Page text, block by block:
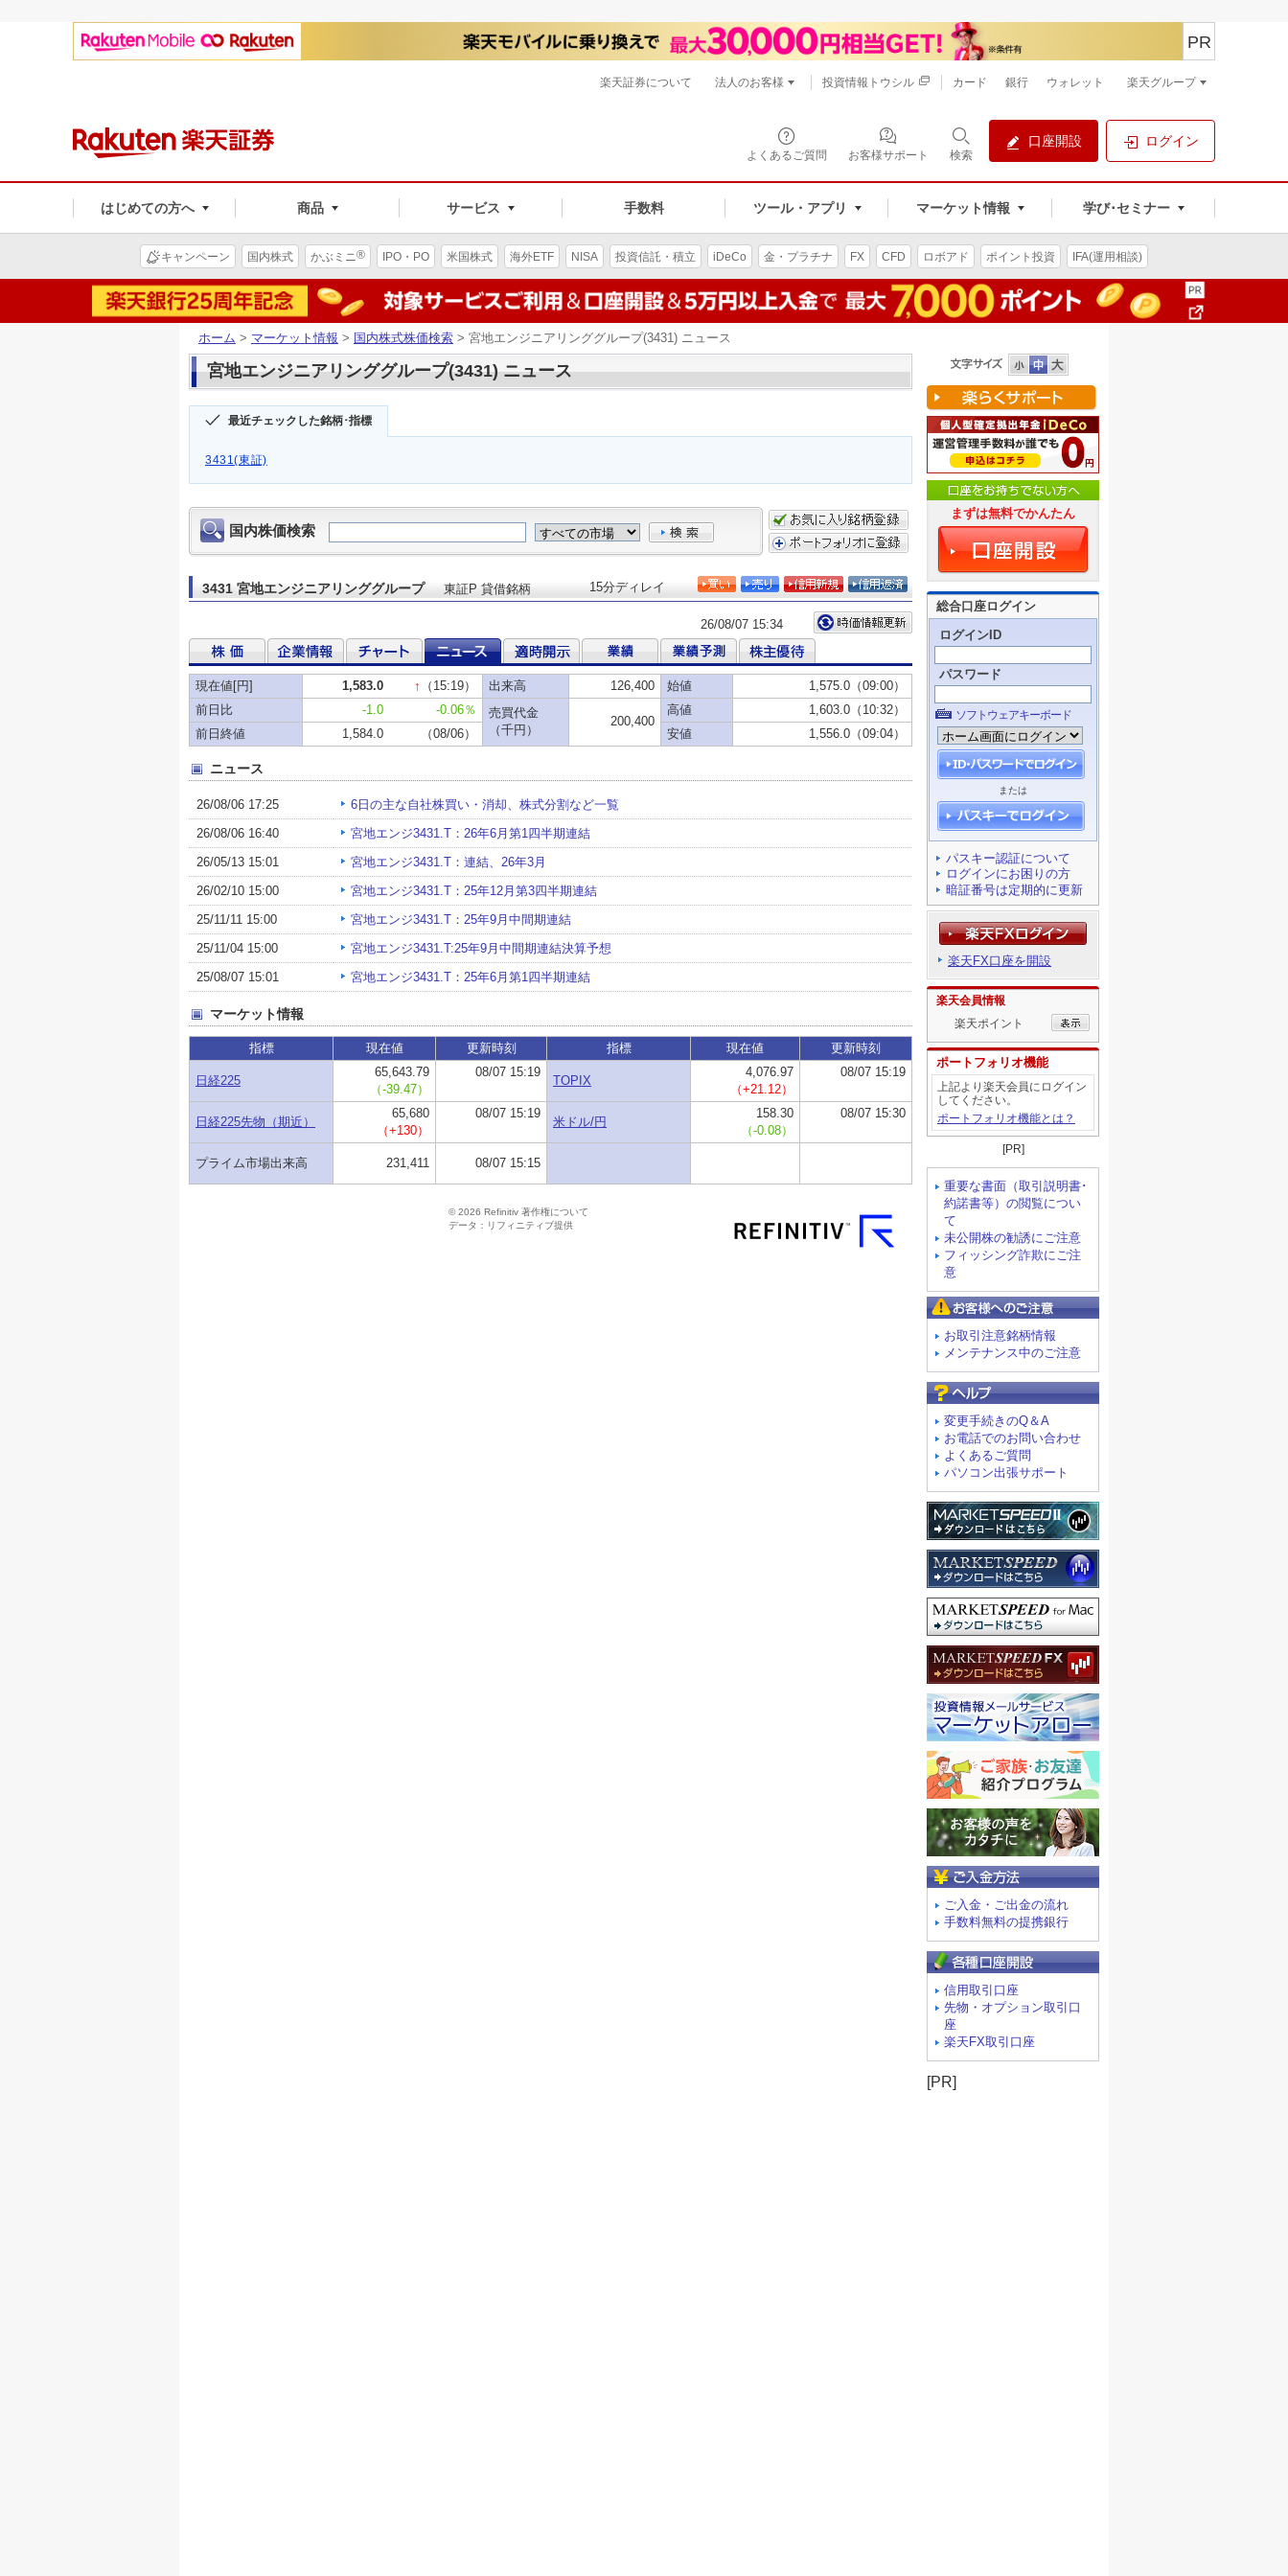
よくあるご質問 お客様サポート 検索
口座開設 ログイン
はじめての方へ 商品 サービス 手数料 ツール・アプリ マーケット情報 学び･セミナー
PR
楽天証券について 法人のお客様 投資情報トウシル カード 銀行 ウォレット 楽天グループ
キャンペーン 国内株式 かぶミニ® IPO・PO 米国株式 海外ETF NISA 投資信託・積立 iDeCo 金・プラチナ FX CFD ロボアド ポイント投資 IFA(運用相談)
ホーム > マーケット情報 > 国内株式株価検索 > 宮地エンジニアリンググループ(3431) ニュース
宮地エンジニアリンググループ(3431) ニュース
最近チェックした銘柄･指標
3431(東証)
まずは無料でかんたん
総合口座ログイン
ログインID
パスワード
ソフトウェアキーボード
または
パスキー認証について
ログインにお困りの方
暗証番号は定期的に更新
楽天FX口座を開設
楽天会員情報
楽天ポイント
ポートフォリオ機能
上記より楽天会員にログイン
してください。
ポートフォリオ機能とは？
[PR]
重要な書面（取引説明書･
約諾書等）の閲覧につい
て
未公開株の勧誘にご注意
フィッシング詐欺にご注
意
お取引注意銘柄情報
メンテナンス中のご注意
変更手続きのQ＆A
お電話でのお問い合わせ
よくあるご質問
パソコン出張サポート
ご入金・ご出金の流れ
手数料無料の提携銀行
信用取引口座
先物・オプション取引口
座
楽天FX取引口座
[PR]